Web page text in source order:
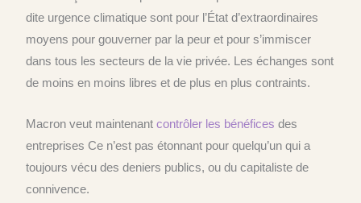
dite urgence climatique sont pour l’État d’extraordinaires
moyens pour gouverner par la peur et pour s’immiscer
dans tous les secteurs de la vie privée. Les échangessont
de moins en moins libres et de plus en plus contraints.
Macron veut maintenant contrôler les bénéfices des
entreprisesCe n’est pas étonnant pour quelqu’un qui a
toujours vécudes deniers publics, ou du capitaliste de
connivence.